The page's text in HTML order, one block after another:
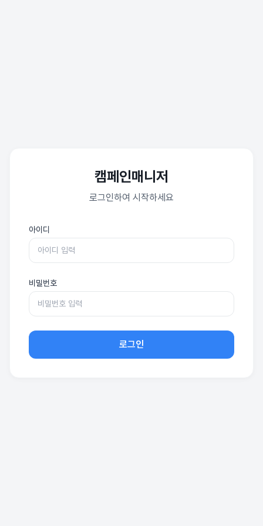
캠페인매니저
로그인하여 시작하세요
아이디
비밀번호
로그인